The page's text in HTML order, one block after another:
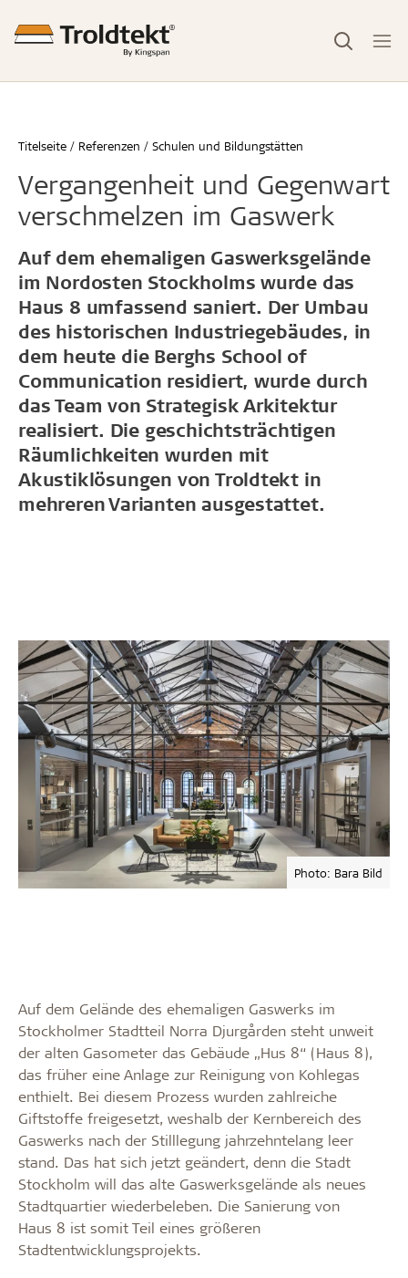
Titelseite Referenzen Schulen und Bildungstätten
Vergangenheit und Gegenwart
verschmelzen im Gaswerk
Auf dem ehemaligen Gaswerksgelände
im Nordosten Stockholms wurde das
Haus 8 umfassend saniert. Der Umbau
des historischen Industriegebäudes, in
dem heute die Berghs School of
Communication residiert, wurde durch
das Team von Strategisk Arkitektur
realisiert. Die geschichtsträchtigen
Räumlichkeiten wurden mit
Akustiklösungen von Troldtekt in
mehreren Varianten ausgestattet.
Photo: Bara Bild
Auf dem Gelände des ehemaligen Gaswerks im
Stockholmer Stadtteil Norra Djurgården steht unweit
der alten Gasometer das Gebäude „Hus 8“ (Haus 8),
das früher eine Anlage zur Reinigung von Kohlegas
enthielt. Bei diesem Prozess wurden zahlreiche
Giftstoffe freigesetzt, weshalb der Kernbereich des
Gaswerks nach der Stilllegung jahrzehntelang leer
stand. Das hat sich jetzt geändert, denn die Stadt
Stockholm will das alte Gaswerksgelände als neues
Stadtquartier wiederbeleben. Die Sanierung von
Haus 8 ist somit Teil eines größeren
Stadtentwicklungsprojekts.